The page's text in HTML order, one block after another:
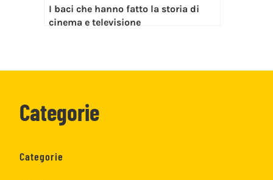
I baci che hanno fatto la storia di
cinema e televisione
Categorie
Categorie